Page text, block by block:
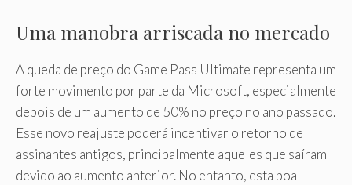
Uma manobra arriscada no mercado
A queda de preço do Game Pass Ultimate representa um
forte movimento por parte da Microsoft, especialmente
depois de um aumento de 50% no preço no ano passado.
Esse novo reajuste poderá incentivar o retorno de
assinantes antigos, principalmente aqueles que saíram
devido ao aumento anterior. No entanto, esta boa